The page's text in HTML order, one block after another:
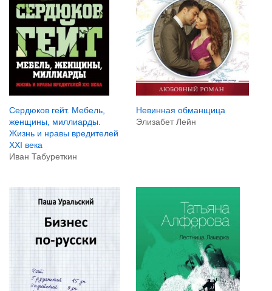
Сердюков гейт. Мебель,
женщины, миллиарды.
Жизнь и нравы вредителей
XXI века
Иван Табуреткин
Невинная обманщица
Элизабет Лейн